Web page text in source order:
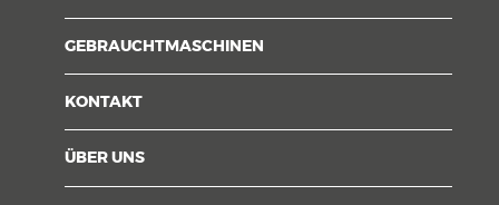
GEBRAUCHTMASCHINEN
KONTAKT
ÜBER UNS